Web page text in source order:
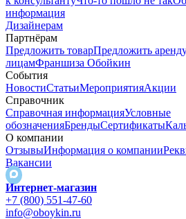
информация
Дизайнерам
Партнёрам
Предложить товарПредложить
лицамФраншиза Обойкин
События
НовостиСтатьиМероприятияАкции
Справочник
Справочная информацияУсловные
обозначенияБрендыСертификаты
О компании
ОтзывыИнформация о компании
Вакансии
Интернет-магазин
+7 (800) 551-47-60
info@oboykin.ru